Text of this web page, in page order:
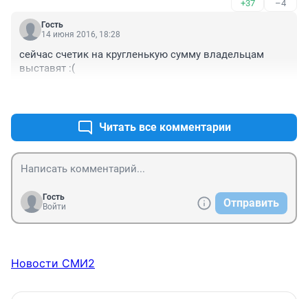
+37 –4
Гость
14 июня 2016, 18:28
сейчас счетик на кругленькую сумму владельцам
выставят :(
Читать все комментарии
Гость
Войти
Отправить
Новости СМИ2